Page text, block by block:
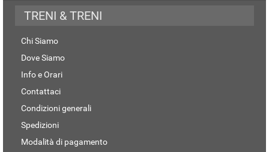
TRENI & TRENI
Chi Siamo
Dove Siamo
Info e Orari
Contattaci
Condizioni generali
Spedizioni
Modalità di pagamento